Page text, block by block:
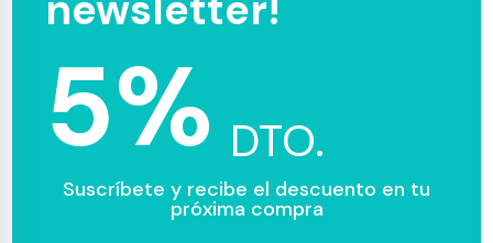
5% DTO.
Suscríbete y recibe el descuento en tu
próxima compra